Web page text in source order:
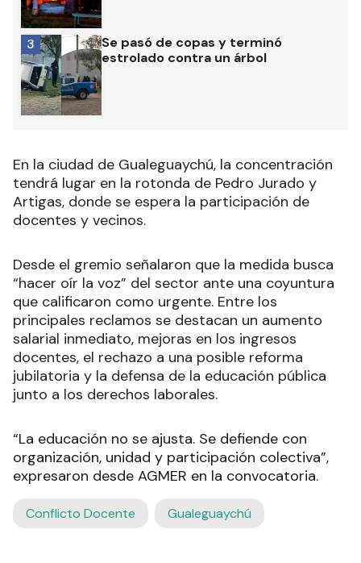
Se pasó de copas y terminó
estrolado contra un árbol
3
En la ciudad de Gualeguaychú, la concentración
tendrá lugar en la rotonda de Pedro Jurado y
Artigas, donde se espera la participación de
docentes y vecinos.
Desde el gremio señalaron que la medida busca
“hacer oír la voz” del sector ante una coyuntura
que calificaron como urgente. Entre los
principales reclamos se destacan un aumento
salarial inmediato, mejoras en los ingresos
docentes, el rechazo a una posible reforma
jubilatoria y la defensa de la educación pública
junto a los derechos laborales.
“La educación no se ajusta. Se defiende con
organización, unidad y participación colectiva”,
expresaron desde AGMER en la convocatoria.
Conflicto Docente Gualeguaychú